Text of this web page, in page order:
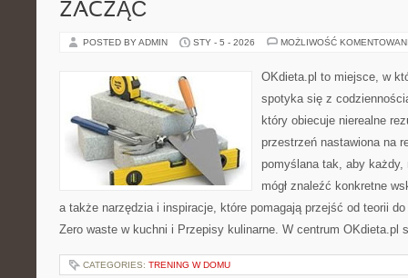
ZACZĄĆ
POSTED BY ADMIN STY - 5 - 2026 MOŻLIWOŚĆ
OKdieta.pl to miejsce, w
spotyka się z
który obiecuje nierealne
przestrzeń nastawiona na
pomyślana tak, aby
mógł znaleźć konkretne
a także narzędzia i inspiracje, które pomagają przejść od teorii
Zero waste w kuchni i Przepisy kulinarne. W centrum OKdieta.pl
CATEGORIES: TRENING W DOMU